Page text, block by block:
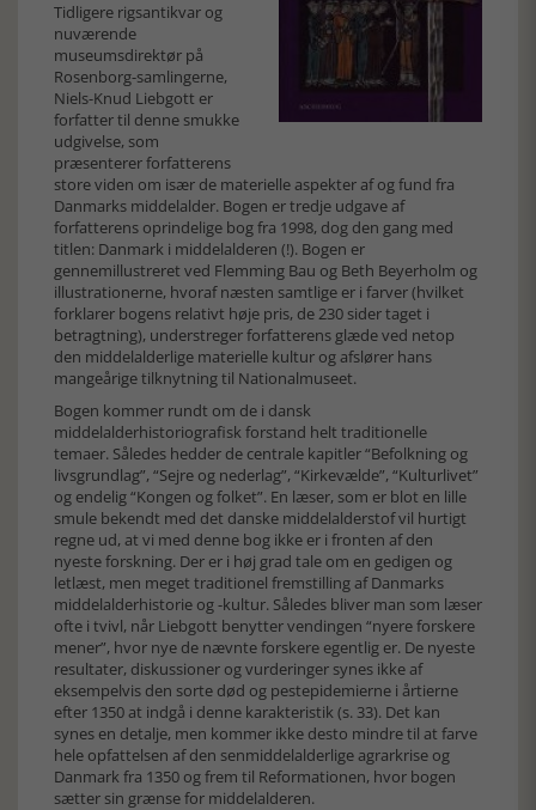
Tidligere rigsantikvar og
nuværende
museumsdirektør på
Rosenborg-samlingerne,
Niels-Knud Liebgott er
forfatter til denne smukke
udgivelse, som
præsenterer forfatterens
store viden om især de materielle aspekter af og fund fra
Danmarks middelalder. Bogen er tredje udgave af
forfatterens oprindelige bog fra 1998, dog den gang med
titlen: Danmark i middelalderen (!). Bogen er
gennemillustreret ved Flemming Bau og Beth Beyerholm og
illustrationerne, hvoraf næsten samtlige er i farver (hvilket
forklarer bogens relativt høje pris, de 230 sider taget i
betragtning), understreger forfatterens glæde ved netop
den middelalderlige materielle kultur og afslører hans
mangeårige tilknytning til Nationalmuseet.
Bogen kommer rundt om de i dansk
middelalderhistoriografisk forstand helt traditionelle
temaer. Således hedder de centrale kapitler “Befolkning og
livsgrundlag”, “Sejre og nederlag”, “Kirkevælde”, “Kulturlivet”
og endelig “Kongen og folket”. En læser, som er blot en lille
smule bekendt med det danske middelalderstof vil hurtigt
regne ud, at vi med denne bog ikke er i fronten af den
nyeste forskning. Der er i høj grad tale om en gedigen og
letlæst, men meget traditionel fremstilling af Danmarks
middelalderhistorie og -kultur. Således bliver man som læser
ofte i tvivl, når Liebgott benytter vendingen “nyere forskere
mener”, hvor nye de nævnte forskere egentlig er. De nyeste
resultater, diskussioner og vurderinger synes ikke af
eksempelvis den sorte død og pestepidemierne i årtierne
efter 1350 at indgå i denne karakteristik (s. 33). Det kan
synes en detalje, men kommer ikke desto mindre til at farve
hele opfattelsen af den senmiddelalderlige agrarkrise og
Danmark fra 1350 og frem til Reformationen, hvor bogen
sætter sin grænse for middelalderen.